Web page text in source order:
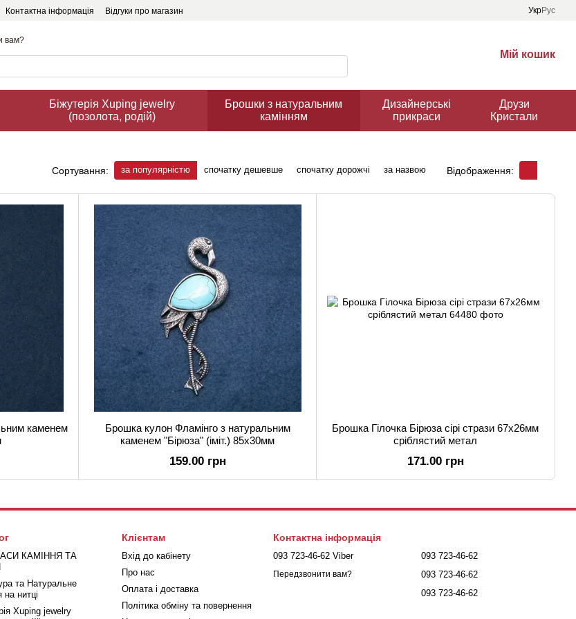
Контактна інформація Відгуки про магазин УкрРус
вам?
Мій кошик
Біжутерія Xuping jewelry
(позолота, родій)
Брошки з натуральним
камінням
Дизайнерські
прикраси
Друзи
Кристали
Сортування: за популярністю спочатку дешевше спочатку дорожчі за назвою Відображення:
каменем
Брошка кулон Фламінго з натуральним
каменем "Бірюза" (іміт.) 85х30мм
159.00 грн
Брошка Гілочка Бірюза сірі стрази 67х26мм
сріблястий метал
171.00 грн
КАМІННЯ ТА
та Натуральне
на нитці
Xuping jewelry
Клієнтам
Вхід до кабінету
Про нас
Оплата і доставка
Політика обміну та повернення
Контактна інформація
093 723-46-62 Viber
Передзвонити вам?
093 723-46-62
093 723-46-62
093 723-46-62